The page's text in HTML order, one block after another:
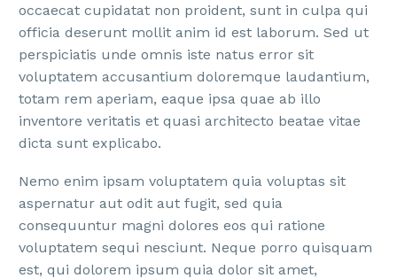
occaecat cupidatat non proident, sunt in culpa qui
officia deserunt mollit anim id est laborum. Sed ut
perspiciatis unde omnis iste natus error sit
voluptatem accusantium doloremque laudantium,
totam rem aperiam, eaque ipsa quae ab illo
inventore veritatis et quasi architecto beatae vitae
dicta sunt explicabo.
Nemo enim ipsam voluptatem quia voluptas sit
aspernatur aut odit aut fugit, sed quia
consequuntur magni dolores eos qui ratione
voluptatem sequi nesciunt. Neque porro quisquam
est, qui dolorem ipsum quia dolor sit amet,